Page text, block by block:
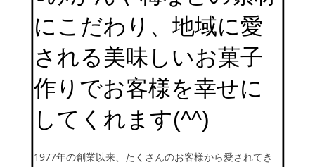
にこだわり、地域に愛
される美味しいお菓子
作りでお客様を幸せに
してくれます(^^)
1977年の創業以来、たくさんのお客様から愛されてき